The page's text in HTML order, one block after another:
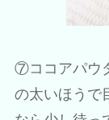
⑦ココアパウ
の太いほうで